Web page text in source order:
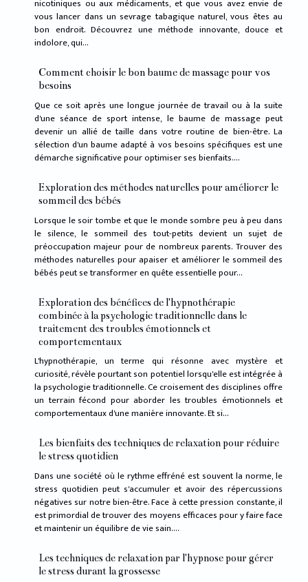
nicotiniques ou aux médicaments, et que vous avez envie de
vous lancer dans un sevrage tabagique naturel, vous êtes au
bon endroit. Découvrez une méthode innovante, douce et
indolore, qui...
Comment choisir le bon baume de massage pour vos
besoins
Que ce soit après une longue journée de travail ou à la suite
d'une séance de sport intense, le baume de massage peut
devenir un allié de taille dans votre routine de bien-être. La
sélection d'un baume adapté à vos besoins spécifiques est une
démarche significative pour optimiser ses bienfaits....
Exploration des méthodes naturelles pour améliorer le
sommeil des bébés
Lorsque le soir tombe et que le monde sombre peu à peu dans
le silence, le sommeil des tout-petits devient un sujet de
préoccupation majeur pour de nombreux parents. Trouver des
méthodes naturelles pour apaiser et améliorer le sommeil des
bébés peut se transformer en quête essentielle pour...
Exploration des bénéfices de l'hypnothérapie
combinée à la psychologie traditionnelle dans le
traitement des troubles émotionnels et
comportementaux
L'hypnothérapie, un terme qui résonne avec mystère et
curiosité, révèle pourtant son potentiel lorsqu'elle est intégrée à
la psychologie traditionnelle. Ce croisement des disciplines offre
un terrain fécond pour aborder les troubles émotionnels et
comportementaux d'une manière innovante. Et si...
Les bienfaits des techniques de relaxation pour réduire
le stress quotidien
Dans une société où le rythme effréné est souvent la norme, le
stress quotidien peut s'accumuler et avoir des répercussions
négatives sur notre bien-être. Face à cette pression constante, il
est primordial de trouver des moyens efficaces pour y faire face
et maintenir un équilibre de vie sain....
Les techniques de relaxation par l'hypnose pour gérer
le stress durant la grossesse